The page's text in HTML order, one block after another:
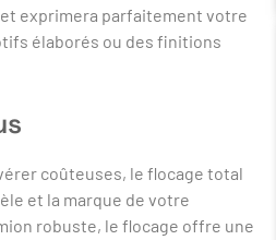
exprimera parfaitement votre
élaborés ou des finitions
coûteuses, le flocage total
et la marque de votre
robuste, le flocage offre une